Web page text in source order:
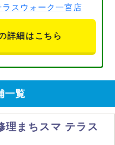
スウォーク一宮店
詳細はこちら
一覧
理まちスマ テラス